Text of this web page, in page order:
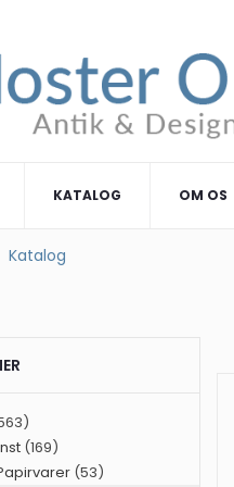
KATALOG OM OS
Katalog
(169)
(53)